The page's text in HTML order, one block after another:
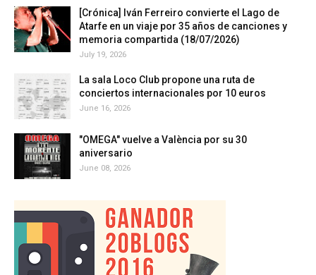
[Crónica] Iván Ferreiro convierte el Lago de
Atarfe en un viaje por 35 años de canciones y
memoria compartida (18/07/2026)
July 19, 2026
La sala Loco Club propone una ruta de
conciertos internacionales por 10 euros
June 16, 2026
"OMEGA" vuelve a València por su 30
aniversario
June 08, 2026